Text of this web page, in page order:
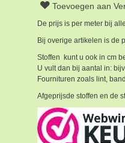
Toevoegen aan
De prijs is per meter bij
Bij overige artikelen is de
Stoffen kunt u ook in cm
U vult dan bij aantal in:
Fournituren zoals lint,
Afgeprijsde stoffen en de